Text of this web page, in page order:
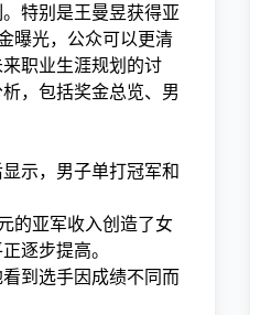
特别是王曼昱获得亚
曝光，公众可以更清
职业生涯规划的讨
，包括奖金总览、男
示，男子单打冠军和
的亚军收入创造了女
逐步提高。
到选手因成绩不同而